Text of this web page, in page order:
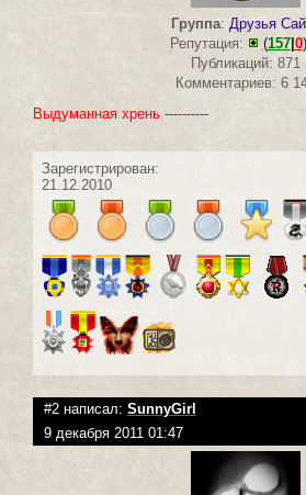
Группа: Друзья
Репутация:
(157| 0)
Публикаций: 871
Комментариев: 6
Выдуманная хрень ----------
Зарегистрирован:
21.12.2010
#2 написал: SunnyGirl
9 декабря 2011 01:47